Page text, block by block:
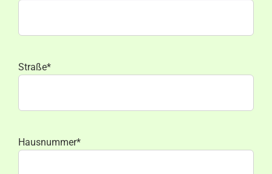
Straße*
Hausnummer*